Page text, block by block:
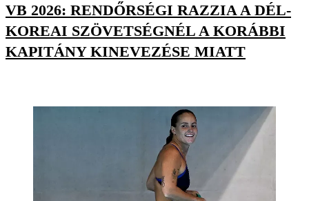
VB 2026: RENDŐRSÉGI RAZZIA A DÉL-
KOREAI SZÖVETSÉGNÉL A KORÁBBI
KAPITÁNY KINEVEZÉSE MIATT